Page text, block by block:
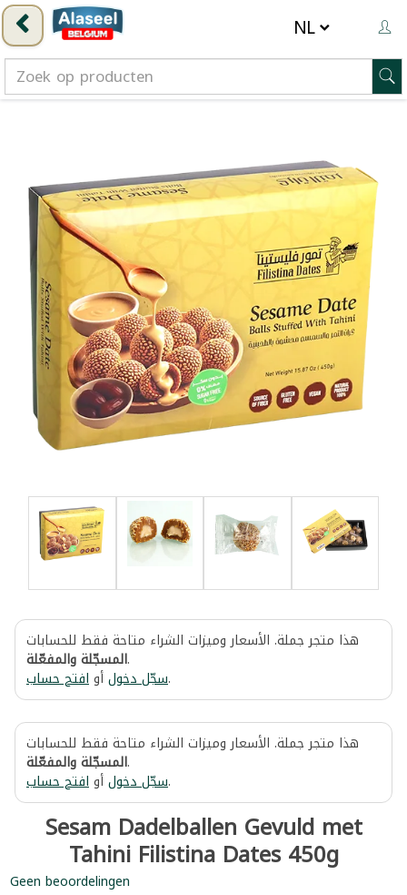
هذا متجر جملة. الأسعار وميزات الشراء متاحة فقط للحسابات
المسجّلة والمفعّلة.
سجّل دخولأوافتح حساب .
هذا متجر جملة. الأسعار وميزات الشراء متاحة فقط للحسابات
المسجّلة والمفعّلة.
سجّل دخولأوافتح حساب .
Sesam Dadelballen Gevuld met
Tahini Filistina Dates 450g
Geen beoordelingen